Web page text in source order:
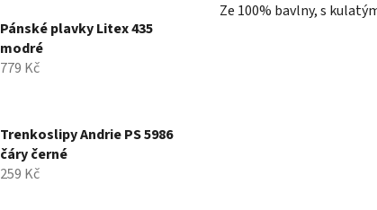
Pánské plavky Litex 435
modré
779 Kč
Trenkoslipy Andrie PS 5986
čáry černé
259 Kč
Ze 100% bavlny, s